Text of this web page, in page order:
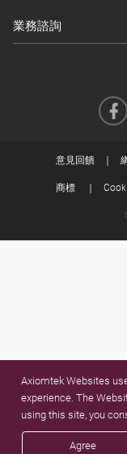
業務諮詢
意見回饋
商標
Axiomtek Websites
experience. The
using this site, you
Agree